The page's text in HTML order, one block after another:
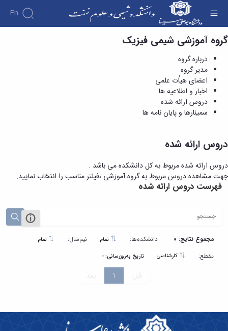
En
دروس ارائه شده - دانشکده شیمی و علوم نفت
گروه آموزشی شیمی فیزیک
درباره گروه
مدیر گروه
اعضای هیاُت علمی
اخبار و اطلاعیه ها
دروس ارائه شده
سمینارها و پایان نامه ها
دروس ارائه شده
دروس ارائه شده مربوط به کل دانشکده می باشد .
جهت مشاهده دروس مربوط به گروه آموزشی ،فیلتر مناسب را انتخاب نمایید.
فهرست دروس ارائه شده
مجموع نتایج: 0 دانشکده‌ها: نیم‌سال: تمام
مقطع: تاریخ به‌روزرسانی: -
قبل 1 بعد